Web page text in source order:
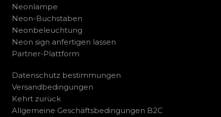
Neonlampe
Neon-Buchstaben
Neonbeleuchtung
Neon sign anfertigen lassen
Partner-Plattform
Datenschutz bestimmungen
Versandbedingungen
Kehrt zurück
Allgemeine Geschäftsbedingungen B2C